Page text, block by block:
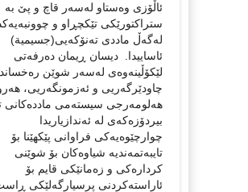
ئاڵۆزی وه‌ستاو له‌سه‌ر قاچ و پێ به‌
ستراکتورێکی تێکچڕاو و
له‌گه‌ڵ ماددی ته‌نۆکه‌یی(جسیمیة)
ئاساییدا. دیسان ڕیمان ده‌رفه‌تی
لێکۆڵینه‌وه‌ی له‌سه‌ر شوێن
چاودێرگه‌ریی و ئه‌زمونگه‌ریی،
هه‌لومه‌رجی سیسته‌می مادده‌‌کانی
بیردۆزه‌که‌ی له‌‌ ئه‌ندازیاریدا
چوارچێوه‌یه‌کی فراوانی پێکهێنا بۆ
تایبه‌تمه‌ندیه‌ شیاوه‌کان بۆ شوێنی
کرداره‌کی و زه‌مانێکی قایم بۆ
ئاراسته‌کردنی پرسیارگه‌لێکی